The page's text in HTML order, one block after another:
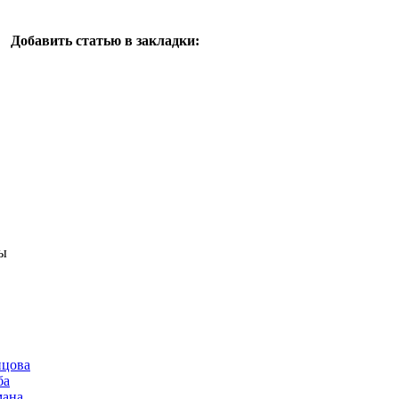
Добавить статью в закладки: